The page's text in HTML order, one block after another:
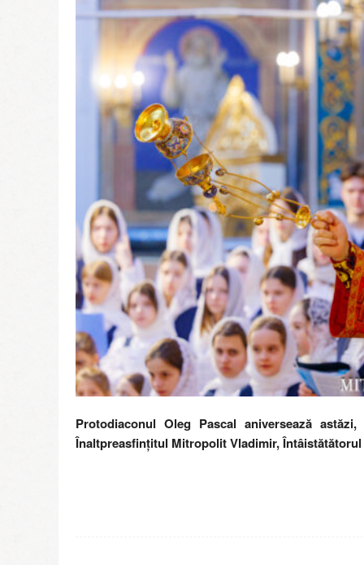
Protodiaconul Oleg Pascal aniversează
Înaltpreasfințitul Mitropolit Vladimir,